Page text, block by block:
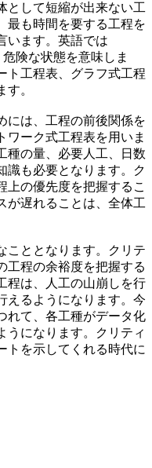
として短縮が出来ない工
最も時間を要する工程を
います。英語では
険な状態を意味しま
ト工程表、グラフ式工程
。
には、工程の前後関係を
ワーク式工程表を用いま
種の量、必要人工、日数
識も必要となります。ク
上の優先度を把握するこ
が遅れることは、全体工
こととなります。クリテ
工程の余裕度を把握する
程は、人工の山崩しを行
えるようになります。今
れて、各工種がデータ化
うになります。クリティ
トを示してくれる時代に